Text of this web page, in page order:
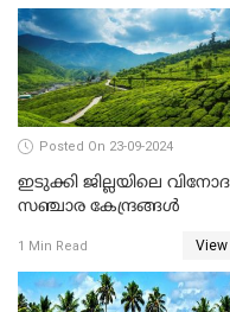
Posted On 23-09-2024
ഇടുക്കി ജില്ലയിലെ വിനോദ
സഞ്ചാര കേന്ദ്രങ്ങൾ
1 Min Read View